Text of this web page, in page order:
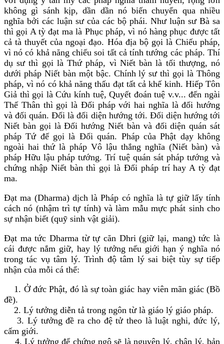
không gì sánh kịp, dần dần nó biến chuyển qua nhiều
nghĩa bởi các luận sư của các bộ phái. Như luận sư Bà sa
thì gọi A tỳ đạt ma là Phục pháp, vì nó hàng phục được tất
cả tà thuyết của ngoại đạo. Hóa địa bộ gọi là Chiếu pháp,
vì nó có khả năng chiếu soi tất cả tính tướng các pháp. Thí
dụ sư thì gọi là Thứ pháp, vì Niết bàn là tối thượng, nó
dưới pháp Niết bàn một bậc. Chính lý sư thì gọi là Thông
pháp, vì nó có khả năng thấu đạt tất cả khế kinh. Hiếp Tôn
Giả thì gọi là Cứu kính tuệ, Quyết đoán tuệ v.v... đến ngài
Thế Thân thì gọi là Ðối pháp với hai nghĩa là đối hướng
và đối quán. Ðối là đối diện hướng tới. Ðối diện hướng tới
Niết bàn gọi là Ðối hướng Niết bàn và đối diện quán sát
pháp Tứ đế gọi là Ðối quán. Pháp của Phật dạy không
ngoài hai thứ là pháp Vô lậu thắng nghĩa (Niết bàn) và
pháp Hữu lậu pháp tướng. Trí tuệ quán sát pháp tướng và
chứng nhập Niết bàn thì gọi là Ðối pháp trí hay A tỳ đạt
ma.
Ðạt ma (Dharma) dịch là Pháp có nghĩa là tự giữ lấy tính
cách nó (nhậm trì tự tính) và làm mẫu mực phát sinh cho
sự nhận biết (quỹ sinh vật giải).
Ðạt ma tức Dharma từ tự căn Dhri (giữ lại, mang) tức là
cái được nắm giữ, hay lý tưởng nếu giới hạn ý nghĩa nó
trong tác vụ tâm lý. Trình độ tâm lý sai biệt tùy sự tiếp
nhận của mỗi cá thể:
1. Ở đức Phật, đó là sự toàn giác hay viên mãn giác (Bồ
đề).
2. Lý tưởng diễn tả trong ngôn từ là giáo lý giáo pháp.
3. Lý tưởng đề ra cho đệ tử theo là luật nghi, đức lý,
cấm giới.
4. Lý tưởng để chứng ngộ sẽ là nguyên lý, chân lý, bản